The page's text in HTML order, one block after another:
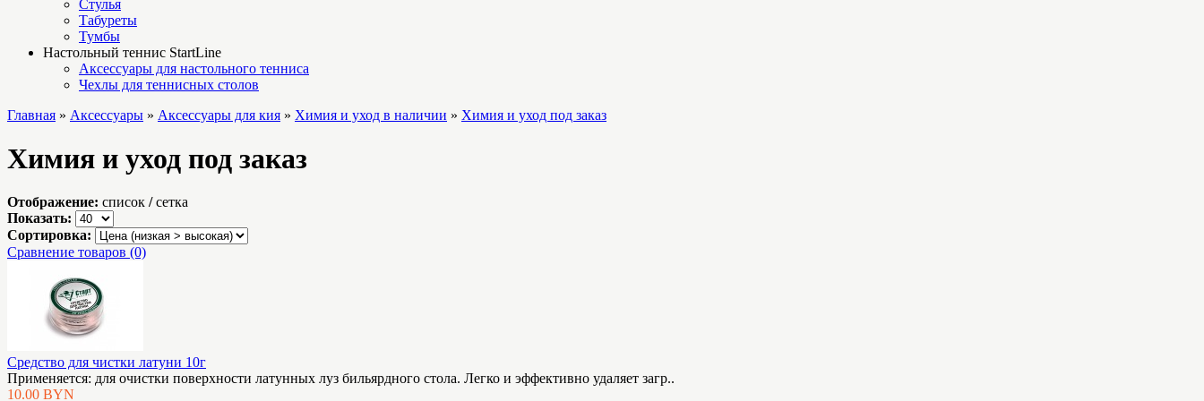
Стулья
Табуреты
Тумбы
Настольный теннис StartLine
Аксессуары для настольного тенниса
Чехлы для теннисных столов
Главная » Аксессуары » Аксессуары для кия » Химия и уход в наличии » Химия и уход под заказ
Химия и уход под заказ
Отображение: список / сетка
Показать:
Сортировка:
Сравнение товаров (0)
Средство для чистки латуни 10г
Применяется: для очистки поверхности латунных луз бильярдного стола. Легко и эффективно удаляет загр..
10.00 BYN